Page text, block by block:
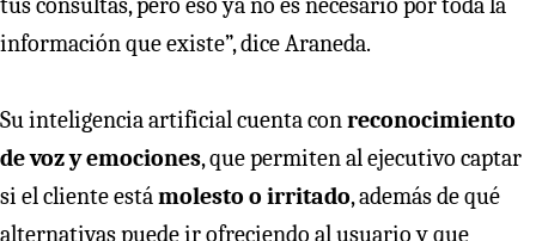
información que existe”, dice Araneda.
Su inteligencia artificial cuenta con reconocimiento
de voz y emociones, que permiten al ejecutivo captar
si el cliente está molesto o irritado, además de qué
alternativas puede ir ofreciendo al usuario y que